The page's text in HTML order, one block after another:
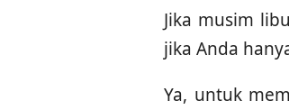
Jika musim
jika Anda
Ya, untuk